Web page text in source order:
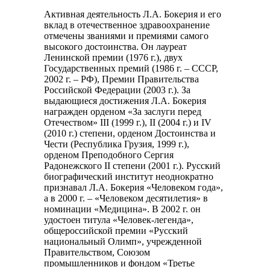
Активная деятельность Л.А. Бокерия и его
вклад в отечественное здравоохранение
отмечены званиями и премиями самого
высокого достоинства. Он лауреат
Ленинской премии (1976 г.), двух
Государственных премий (1986 г. – СССР,
2002 г. – РФ), Премии Правительства
Российской Федерации (2003 г.). За
выдающиеся достижения Л.А. Бокерия
награжден орденом «За заслуги перед
Отечеством» III (1999 г.), II (2004 г.) и IV
(2010 г.) степени, орденом Достоинства и
Чести (Республика Грузия, 1999 г.),
орденом Преподобного Сергия
Радонежского II степени (2001 г.). Русский
биографический институт неоднократно
признавал Л.А. Бокерия «Человеком года»,
а в 2000 г. – «Человеком десятилетия» в
номинации «Медицина». В 2002 г. он
удостоен титула «Человек-легенда»,
общероссийской премии «Русский
национальный Олимп», учрежденной
Правительством, Союзом
промышленников и фондом «Третье